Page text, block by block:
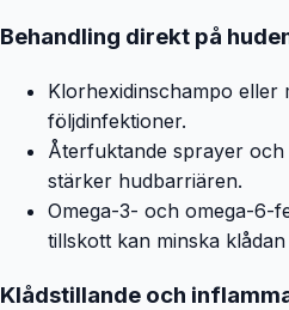
Behandling direkt på
Klorhexidinschampo eller
följdinfektioner.
Återfuktande sprayer
stärker hudbarriären.
Omega-3- och omega-6-
tillskott kan minska
Klådstillande och